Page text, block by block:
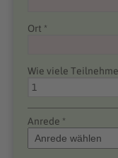
Ort *
Wie viele
Anrede *